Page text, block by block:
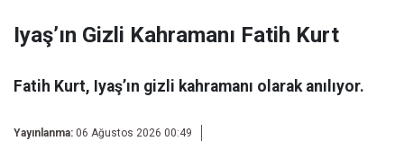
Iyaş’ın Gizli Kahramanı Fatih Kurt
Fatih Kurt, Iyaş’ın gizli kahramanı olarak anılıyor.
Yayınlanma: 06 Ağustos 2026 00:49